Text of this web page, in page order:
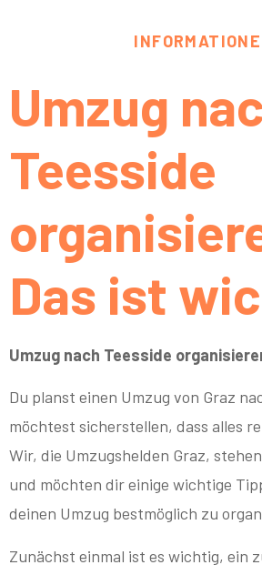
Umzug
Teesside
Das ist
Umzug nach Teesside
Du planst einen Umzug von Graz
möchtest sicherstellen, dass alles
Wir, die Umzugshelden Graz,
und möchten dir einige wichtige
deinen Umzug bestmöglich zu
Zunächst einmal ist es wichtig, ein